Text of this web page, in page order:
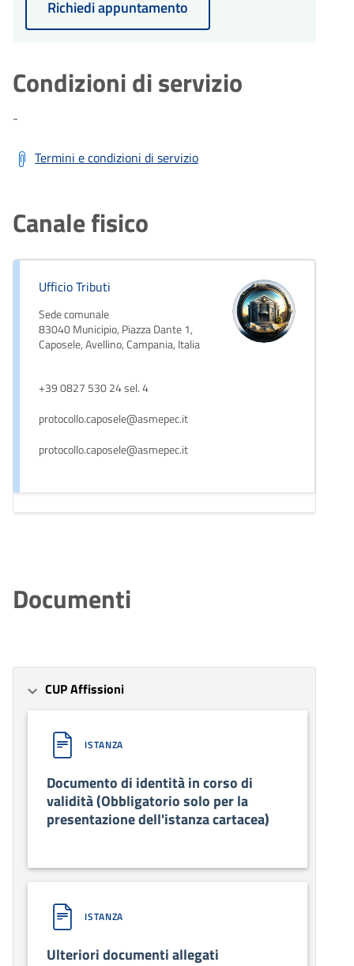
Richiedi appuntamento
Condizioni di servizio
-
Termini e condizioni di servizio
Canale fisico
Ufficio Tributi
Sede comunale
83040 Municipio, Piazza Dante 1,
Caposele, Avellino, Campania, Italia
+39 0827 530 24 sel. 4
protocollo.caposele@asmepec.it
protocollo.caposele@asmepec.it
Documenti
CUP Affissioni
ISTANZA
Documento di identità in corso di
validità (Obbligatorio solo per la
presentazione dell'istanza cartacea)
ISTANZA
Ulteriori documenti allegati